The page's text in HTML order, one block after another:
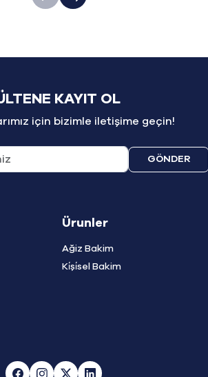
KAYIT OL
için bizimle iletişime geçin!
GÖNDER
Ürunler
Ağiz Bakim
Ki̇şi̇sel Bakim